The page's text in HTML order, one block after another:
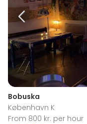
Bobuska
København K
From 800 kr. per hour